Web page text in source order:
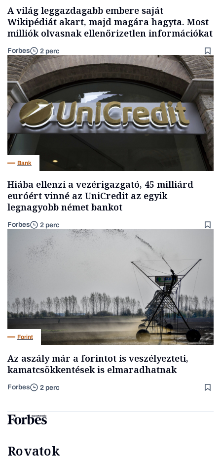
A világ leggazdagabb embere saját
Wikipédiát akart, majd magára hagyta. Most
milliók olvasnak ellenőrizetlen információkat
Forbes 2 perc
Bank
Hiába ellenzi a vezérigazgató, 45 milliárd
euróért vinné az UniCredit az egyik
legnagyobb német bankot
Forbes 2 perc
Forint
Az aszály már a forintot is veszélyezteti,
kamatcsökkentések is elmaradhatnak
Forbes 2 perc
Rovatok